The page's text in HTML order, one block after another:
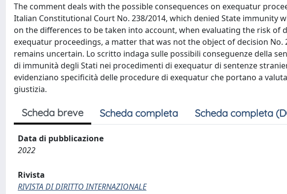
The comment deals with the possible consequences on exequatur
Italian Constitutional Court No. 238/2014, which denied State immunity
on the differences to be taken into account, when evaluating the risk of
exequatur proceedings, a matter that was not the object of decision
remains uncertain. Lo scritto indaga sulle possibili conseguenze della
di immunità degli Stati nei procedimenti di exequatur di sentenze
evidenziano specificità delle procedure di exequatur che portano a
giustizia.
Scheda breve Scheda completa Scheda completa
Data di pubblicazione
2022
Rivista
RIVISTA DI DIRITTO INTERNAZIONALE